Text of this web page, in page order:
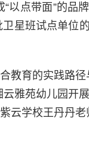
以点带面”的品
星班试点单位
教育的实践路
雅苑幼儿园开
云学校王丹丹老